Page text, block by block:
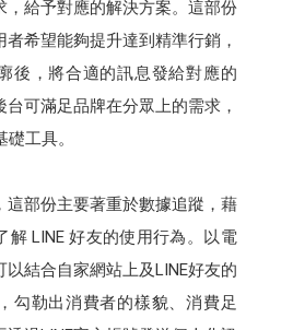
，給予對應的解決方案。這部份
希望能夠提升達到精準行銷，
後，將合適的訊息發給對應的
可滿足品牌在分眾上的需求，
工具。
這部份主要著重於數據追蹤，藉
解 LINE 好友的使用行為。以電
結合自家網站上及LINE好友的
勾勒出消費者的樣貌、消費足